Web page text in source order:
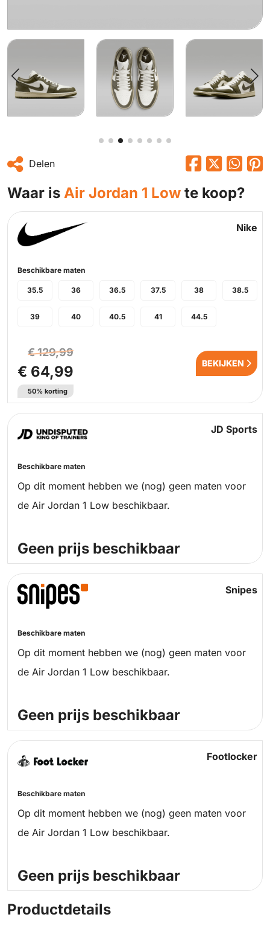
Delen
Waar is Air Jordan 1 Low te koop?
JD Sports
Beschikbare maten
Op dit moment hebben we (nog) geen maten voor
de Air Jordan 1 Low beschikbaar.
Geen prijs beschikbaar
Snipes
Beschikbare maten
Op dit moment hebben we (nog) geen maten voor
de Air Jordan 1 Low beschikbaar.
Geen prijs beschikbaar
Footlocker
Beschikbare maten
Op dit moment hebben we (nog) geen maten voor
de Air Jordan 1 Low beschikbaar.
Geen prijs beschikbaar
Nike
Beschikbare maten
37.5
36
41
35.5
40.5
38
40
39
36.5 38.5
44.5
€ 129,99
€ 64,99
50% korting
BEKIJKEN
Productdetails